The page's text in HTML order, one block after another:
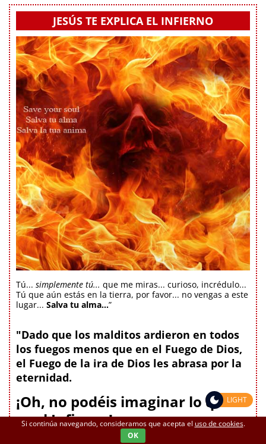
JESÚS TE EXPLICA EL INFIERNO
Tú... simplemente tú... que me miras... curioso, incrédulo...
Tú que aún estás en la tierra, por favor... no vengas a este
lugar... Salva tu alma...”
"Dado que los malditos ardieron en todos
los fuegos menos que en el Fuego de Dios,
el Fuego de la ira de Dios les abrasa por la
eternidad.
¡Oh, no podéis imaginar lo que
es el Infierno!
Tomad fuego, llamas, hielo, aguas
Si continúa navegando, consideramos que acepta el uso de cookies.
OK
LIGHT